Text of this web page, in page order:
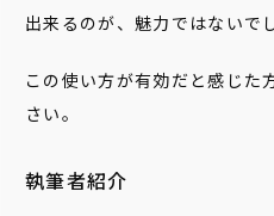
出来るのが、魅力ではないで
この使い方が有効だと感じた
さい。
執筆者紹介